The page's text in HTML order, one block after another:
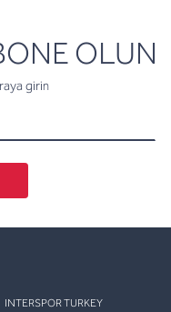
OLUN
girin
INTERSPOR TURKEY